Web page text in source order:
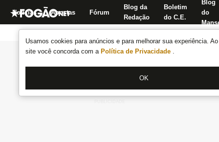
Usamos cookies para anúncios e para melhorar sua experiência.
site você concorda com a Política de Privacidade .
OK
Notícias Apostas Fórum
Blog da
Redação
Boletim
do C.E.
Blog
do